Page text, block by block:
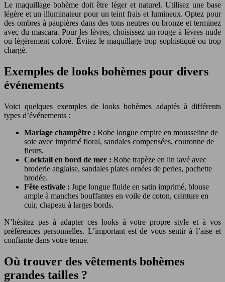
Le maquillage bohème doit être léger et naturel. Utilisez une base
légère et un illuminateur pour un teint frais et lumineux. Optez pour
des ombres à paupières dans des tons neutres ou bronze et terminez
avec du mascara. Pour les lèvres, choisissez un rouge à lèvres nude
ou légèrement coloré. Évitez le maquillage trop sophistiqué ou trop
chargé.
Exemples de looks bohèmes pour divers
événements
Voici quelques exemples de looks bohèmes adaptés à différents
types d’événements :
Mariage champêtre : Robe longue empire en mousseline de
soie avec imprimé floral, sandales compensées, couronne de
fleurs.
Cocktail en bord de mer : Robe trapèze en lin lavé avec
broderie anglaise, sandales plates ornées de perles, pochette
brodée.
Fête estivale : Jupe longue fluide en satin imprimé, blouse
ample à manches bouffantes en voile de coton, ceinture en
cuir, chapeau à larges bords.
N’hésitez pas à adapter ces looks à votre propre style et à vos
préférences personnelles. L’important est de vous sentir à l’aise et
confiante dans votre tenue.
Où trouver des vêtements bohèmes
grandes tailles ?